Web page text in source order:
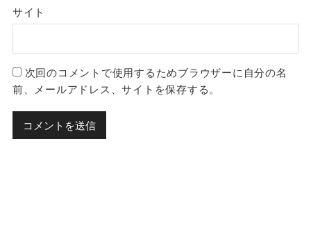
サイト
次回のコメントで使用するためブラウザーに自分の名
前、メールアドレス、サイトを保存する。